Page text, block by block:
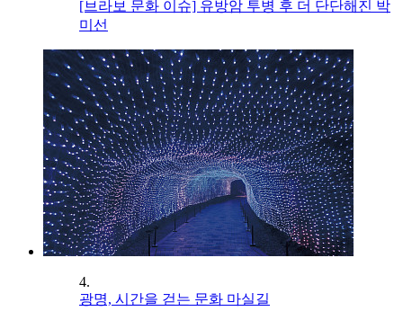
[브라보 문화 이슈] 유방암 투병 후 더 단단해진 박
미선
4.
광명, 시간을 걷는 문화 마실길